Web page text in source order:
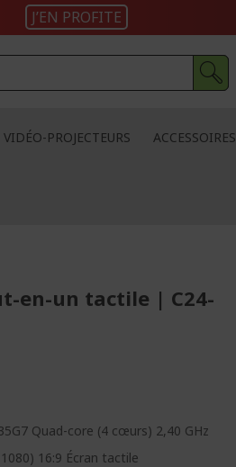
J’EN PROFITE
VIDÉO-PROJECTEURS ACCESSOIRES
en-un tactile | C24-
Quad-core (4 cœurs) 2,40 GHz
16:9 Écran tactile